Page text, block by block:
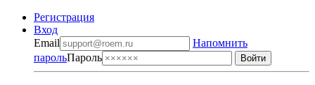
Регистрация
Вход
Email
Напомнить
парольПароль